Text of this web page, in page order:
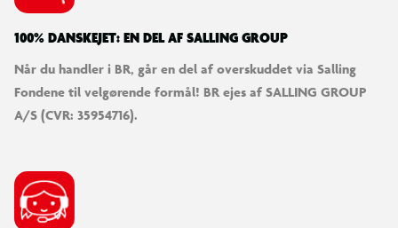
100% DANSKEJET: EN DEL AF SALLING GROUP
Når du handler i BR, går en del af overskuddet via Salling
Fondene til velgørende formål! BR ejes af SALLING GROUP
A/S (CVR: 35954716).